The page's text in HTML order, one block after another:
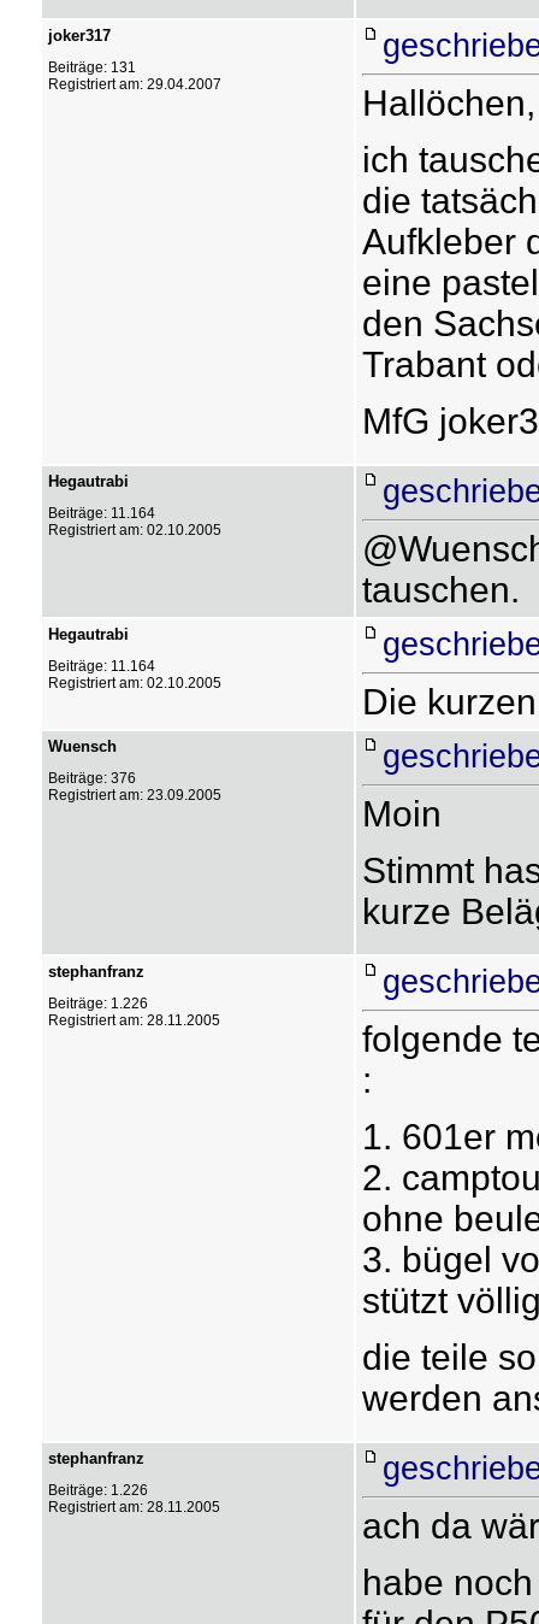
joker317
Beiträge: 131
Registriert am: 29.04.2007
Hallöchen,
ich
die
Aufkleber
eine
den
Trabant
MfG
Hegautrabi
Beiträge: 11.164
Registriert am: 02.10.2005
tauschen.
Hegautrabi
Beiträge: 11.164
Registriert am: 02.10.2005
Die
Wuensch
Beiträge: 376
Registriert am: 23.09.2005
Moin
Stimmt
kurze
stephanfranz
Beiträge: 1.226
Registriert am: 28.11.2005
folgende
:
1. 601er
2.
ohne
3. bügel
stützt
die teile
werden
stephanfranz
Beiträge: 1.226
Registriert am: 28.11.2005
ach da
habe